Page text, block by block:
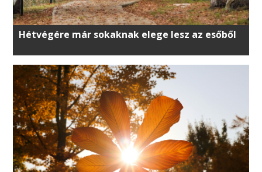
Hétvégére már sokaknak elege lesz az esőből